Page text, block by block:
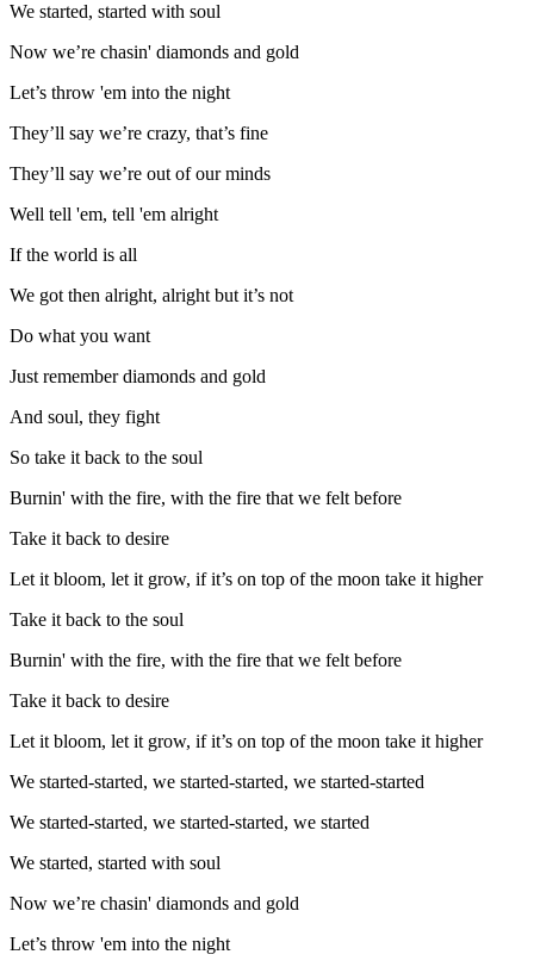
We started, started with soul
Now we’re chasin' diamonds and gold
Let’s throw 'em into the night
They’ll say we’re crazy, that’s fine
They’ll say we’re out of our minds
Well tell 'em, tell 'em alright
If the world is all
We got then alright, alright but it’s not
Do what you want
Just remember diamonds and gold
And soul, they fight
So take it back to the soul
Burnin' with the fire, with the fire that we felt before
Take it back to desire
Let it bloom, let it grow, if it’s on top of the moon take it higher
Take it back to the soul
Burnin' with the fire, with the fire that we felt before
Take it back to desire
Let it bloom, let it grow, if it’s on top of the moon take it higher
We started-started, we started-started, we started-started
We started-started, we started-started, we started
We started, started with soul
Now we’re chasin' diamonds and gold
Let’s throw 'em into the night